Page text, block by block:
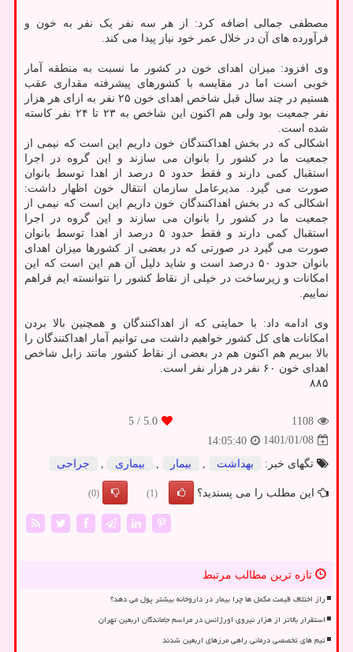
مصطفی جمالی اضافه کرد: از هر سه نفر یک نفر به خون و
فرآورده های آن در خلال عمر خود نیاز پیدا می کند.
وی افزود: میزان اهدای خون در کشور ما نسبت به منطقه آمار
خوبی است اما در مقایسه با کشورهای پیشرفته مقداری عقب
هستیم در چند سال قبل شاخص اهدای خون ۲۵ نفر به ازای هر هزار
نفر جمعیت بود ولی هم اکنون این شاخص به ۲۳ تا ۲۴ نفر کاسته
شده است.
اشکالی که در بخش اهداکنندگان خون داریم این است که نیمی از
جمعیت ما در کشور را بانوان می سازند و این گروه در اجرا
استقبال کمی دارند و فقط حدود ۵ درصد از اهدا توسط بانوان
صورت می گیرد. مدیرعامل سازمان انتقال خون اظهار داشت:
اشکالی که در بخش اهداکنندگان خون داریم این است که نیمی از
جمعیت ما در کشور را بانوان می سازند و این گروه در اجرا
استقبال کمی دارند و فقط حدود ۵ درصد از اهدا توسط بانوان
صورت می گیرد در صورتی که در بعضی از کشورها میزان اهدای
بانوان حدود ۵۰ درصد است و شاید دلیل آن هم این است که این
امکانات و زیرساخت در خیلی از نقاط کشور را نتوانسته ایم فراهم
نماییم.
وی ادامه داد: با حمایتی که از اهداکنندگان و همچنین بالا بردن
امکانات های کل کشور خواهیم داشت می توانیم آمار اهداکنندگان را
بالا ببریم هم اکنون هم در بعضی از نقاط کشور مانند زابل شاخص
اهدای خون ۶۰ نفر در هزار نفر است.
۸۸۵
1108
5.0
/ 5
1401/01/08
14:05:40
تگهای خبر:
بهداشت , بیمار , بیماری , جراحی
این مطلب را می پسندید؟ (1)
(0)
تازه ترین مطالب مرتبط
راز اختلاف قیمت مکمل ها چرا بیمار در داروخانه بیشتر پول می دهد؟
استقرار بالاتر از هزار نیروی اورژانس در مراسم جاماندگان اربعین تهران
تیم های تخصصی درمانی راهی مرزهای اربعین شدند